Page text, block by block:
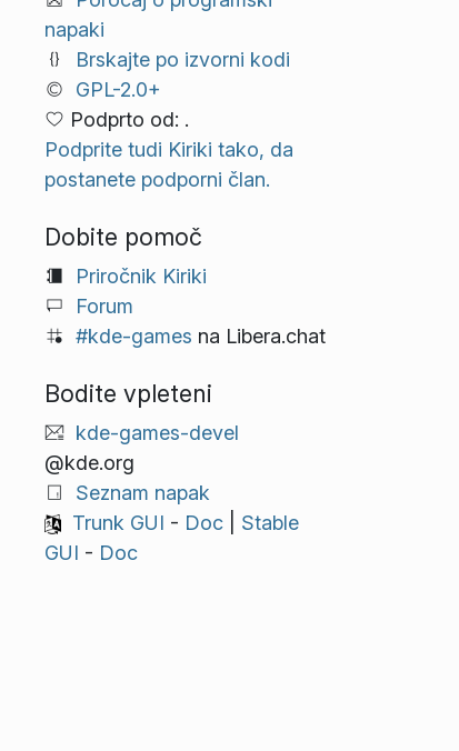
napaki
Brskajte po izvorni kodi
GPL-2.0+
Podprto od: .
Podprite tudi Kiriki tako, da
postanete podporni član.
Dobite pomoč
Priročnik Kiriki
Forum
#kde-games na Libera.chat
Bodite vpleteni
kde-games-devel
@kde.org
Seznam napak
Trunk GUI - Doc| Stable
GUI - Doc